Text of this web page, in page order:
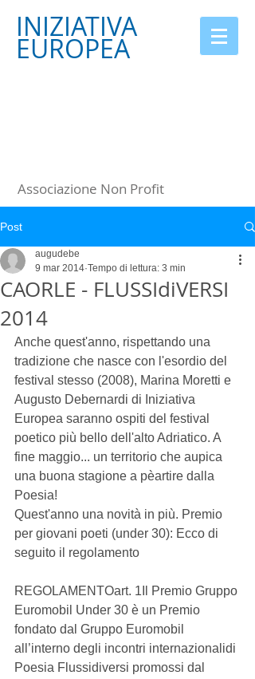
INIZIATIVA
EUROPEA
Associazione Non Profit
Post
CAORLE - FLUSSIdiVERSI
2014
augudebe
9 mar 2014 Tempo di lettura: 3 min
Anche quest'anno, rispettando una
tradizione che nasce con l'esordio del
festival stesso (2008), Marina Moretti e
Augusto Debernardi di Iniziativa
Europea saranno ospiti del festival
poetico più bello dell'alto Adriatico. A
fine maggio... un territorio che aupica
una buona stagione a pèartire dalla
Poesia!
Quest'anno una novità in più. Premio
per giovani poeti (under 30): Ecco di
seguito il regolamento
REGOLAMENTOart. 1Il Premio Gruppo
Euromobil Under 30 è un Premio
fondato dal Gruppo Euromobil
all’interno degli incontri internazionalidi
Poesia Flussidiversi promossi dal